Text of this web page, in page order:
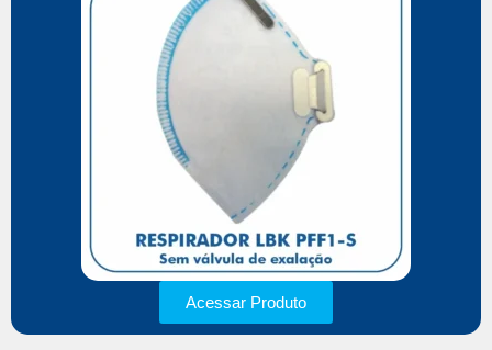
Acessar Produto